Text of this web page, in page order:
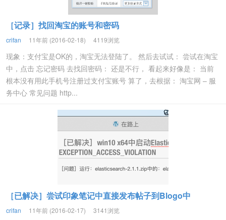
［记录］找回淘宝的账号和密码
crifan 11年前 (2016-02-18) 4119浏览
现象：支付宝是OK的，淘宝无法登陆了。 然后去试试： 尝试在淘宝
中，点击 忘记密码 去找回密码： 还是不行， 看起来好像是： 当前
根本没有用此手机号注册过支付宝账号 算了，去根据： 淘宝网 – 服
务中心 常见问题 http...
［已解决］尝试印象笔记中直接发布帖子到Blogo中
crifan 11年前 (2016-02-17) 3141浏览